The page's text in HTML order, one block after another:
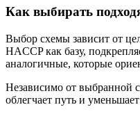
Как выбирать
Выбор схемы зависит от
HACCP как базу,
аналогичные, которые
Независимо от выбранной
облегчает путь и